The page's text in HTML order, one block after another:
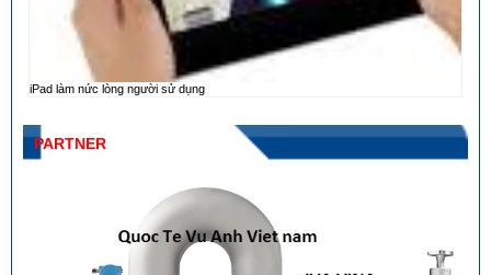
iPad làm nức lòng người sử dụng
PARTNER